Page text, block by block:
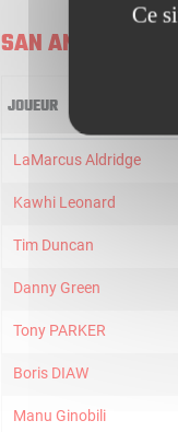
SAN ANTONIO
JOUEUR
LaMarcus Aldridge
Kawhi Leonard
Tim Duncan
Danny Green
Tony PARKER
Boris DIAW
Manu Ginobili
Ce